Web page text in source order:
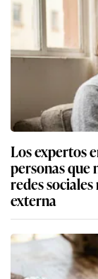
Los expertos
personas que
redes
externa